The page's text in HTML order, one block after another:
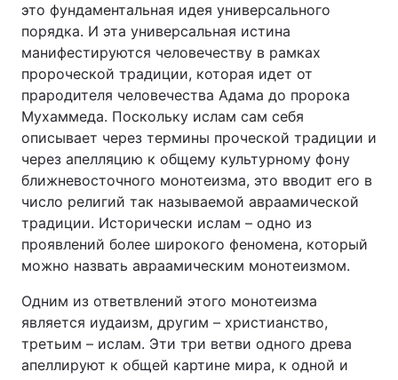
это фундаментальная идея универсального
порядка. И эта универсальная истина
манифестируются человечеству в рамках
пророческой традиции, которая идет от
прародителя человечества Адама до пророка
Мухаммеда. Поскольку ислам сам себя
описывает через термины проческой традиции и
через апелляцию к общему культурному фону
ближневосточного монотеизма, это вводит его в
число религий так называемой авраамической
традиции. Исторически ислам – одно из
проявлений более широкого феномена, который
можно назвать авраамическим монотеизмом.
Одним из ответвлений этого монотеизма
является иудаизм, другим – христианство,
третьим – ислам. Эти три ветви одного древа
апеллируют к общей картине мира, к одной и